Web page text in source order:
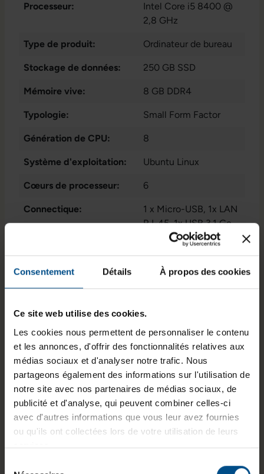
Consentement Détails À propos des cookies
Ce site web utilise des cookies.
Les cookies nous permettent de personnaliser le contenu
et les annonces, d'offrir des fonctionnalités relatives aux
médias sociaux et d'analyser notre trafic. Nous
partageons également des informations sur l'utilisation de
notre site avec nos partenaires de médias sociaux, de
publicité et d'analyse, qui peuvent combiner celles-ci
avec d'autres informations que vous leur avez fournies
ou qu'ils ont collectées lors de votre utilisation de leurs
services.
Informations sur le produit
Le Lenovo ThinkCentre M720s est un ordinateur
Processeur:
Intel Core i5 8400 @
2,8 GHz
Type de produit: Ordinateur de bureau
Stockage de données: 250 GB SSD
Mémoire vive: 8 GB DDR4
Typologie: Small Form Factor
Génération de CPU: 8
Système d'exploitation: Ubuntu Linux
Cœurs de processeur: 6
Connectique: 1 x Micro-USB, 1x LAN
RJ-45, 1x USB 3.1 Gen
1 Typ-C, 1x VGA, 1x
combo 3.5 mm
lecteur de carte SD
Microphone - Entrée -
3.5mm, 2x USB 3.1
Gen 1 Type A, 2x USB
3.1 Gen 2 Typ-A, 4x
USB 2.0 type A
Afficher plus
Dimensions (L x l x H) :
343,5 x 92,5 x 290,5
mm
Poids : 6 kg